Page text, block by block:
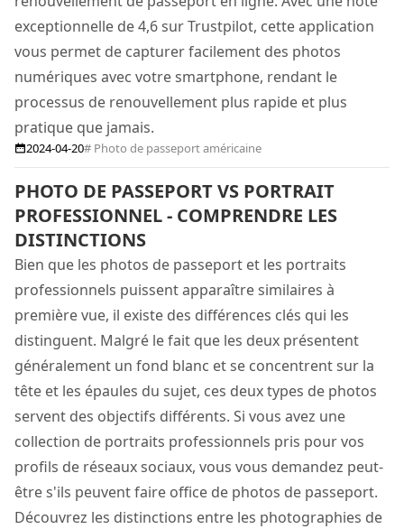
exceptionnelle de 4,6 sur Trustpilot, cette application
vous permet de capturer facilement des photos
numériques avec votre smartphone, rendant le
processus de renouvellement plus rapide et plus
pratique que jamais.
2024-04-20# Photo de passeport américaine
PHOTO DE PASSEPORT VS PORTRAIT
PROFESSIONNEL - COMPRENDRE LES
DISTINCTIONS
Bien que les photos de passeport et les portraits
professionnels puissent apparaître similaires à
première vue, il existe des différences clés qui les
distinguent. Malgré le fait que les deux présentent
généralement un fond blanc et se concentrent sur la
tête et les épaules du sujet, ces deux types de photos
servent des objectifs différents. Si vous avez une
collection de portraits professionnels pris pour vos
profils de réseaux sociaux, vous vous demandez peut-
être s'ils peuvent faire office de photos de passeport.
Découvrez les distinctions entre les photographies de